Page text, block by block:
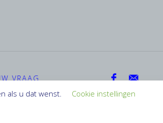
VRAAG
WordPress.
als u dat wenst. Cookie instellingen